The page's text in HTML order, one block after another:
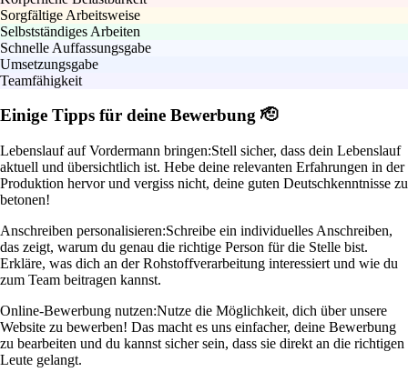
Sorgfältige Arbeitsweise
Selbstständiges Arbeiten
Schnelle Auffassungsgabe
Umsetzungsgabe
Teamfähigkeit
Einige Tipps für deine Bewerbung 🫡
Lebenslauf auf Vordermann bringen:Stell sicher, dass dein Lebenslauf
aktuell und übersichtlich ist. Hebe deine relevanten Erfahrungen in der
Produktion hervor und vergiss nicht, deine guten Deutschkenntnisse zu
betonen!
Anschreiben personalisieren:Schreibe ein individuelles Anschreiben,
das zeigt, warum du genau die richtige Person für die Stelle bist.
Erkläre, was dich an der Rohstoffverarbeitung interessiert und wie du
zum Team beitragen kannst.
Online-Bewerbung nutzen:Nutze die Möglichkeit, dich über unsere
Website zu bewerben! Das macht es uns einfacher, deine Bewerbung
zu bearbeiten und du kannst sicher sein, dass sie direkt an die richtigen
Leute gelangt.